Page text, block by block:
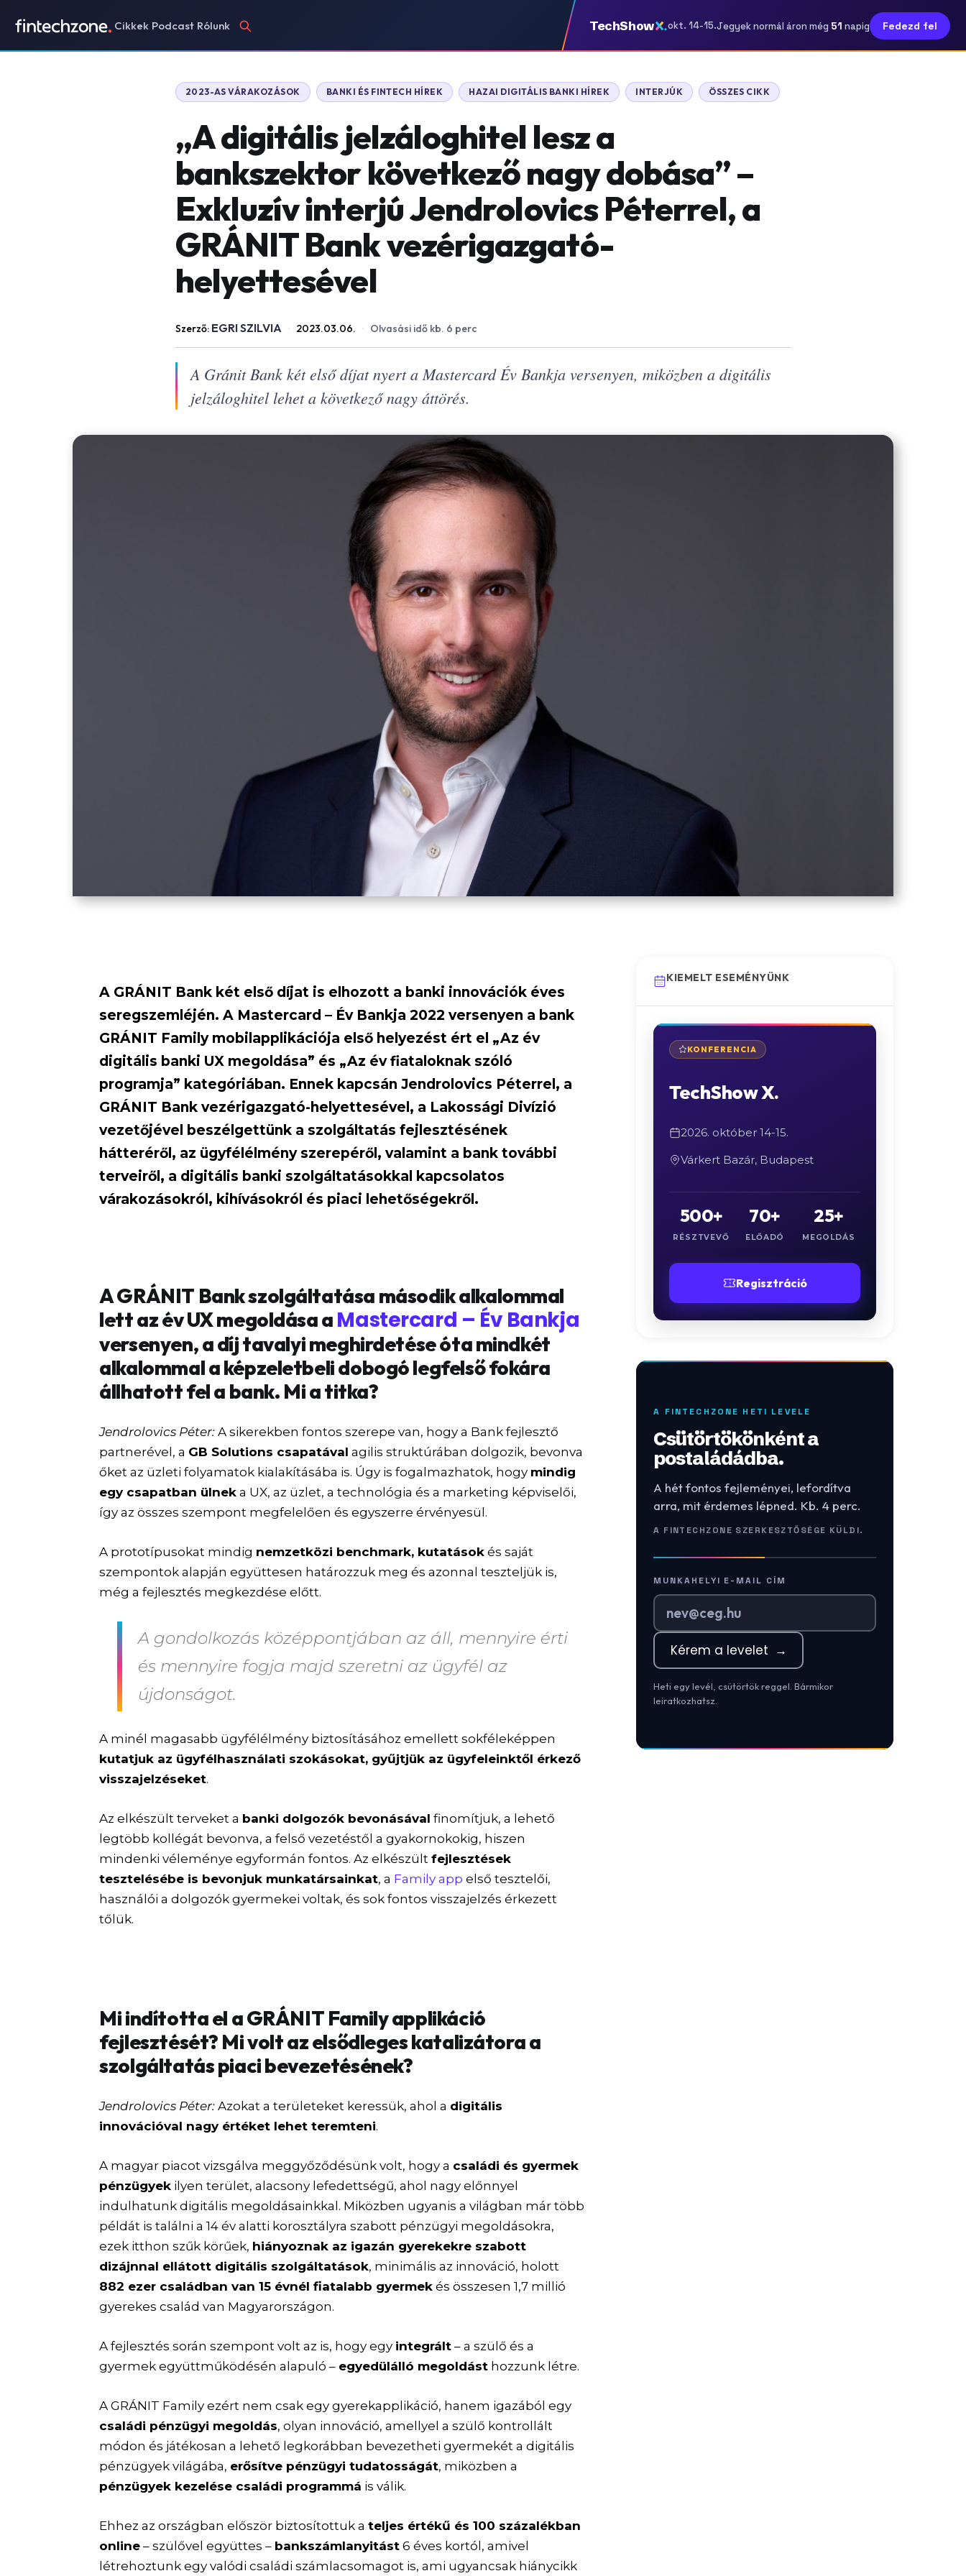
Cikkek Podcast Rólunk TechShow okt. 14-15.Jegyek normál áron még 51 napig Fedezd fel
2023-AS VÁRAKOZÁSOK BANKI ÉS FINTECH HÍREK HAZAI DIGITÁLIS BANKI HÍREK INTERJÚK ÖSSZES CIKK
„A digitális jelzáloghitel lesz a
bankszektor következő nagy dobása” –
Exkluzív interjú Jendrolovics Péterrel, a
GRÁNIT Bank vezérigazgató-
helyettesével
Szerző: EGRI SZILVIA · 2023.03.06. · Olvasási idő kb. 6 perc
A Gránit Bank két első díjat nyert a Mastercard Év Bankja versenyen, miközben a digitális
jelzáloghitel lehet a következő nagy áttörés.
A GRÁNIT Bank két első díjat is elhozott a banki innovációk éves
seregszemléjén. A Mastercard – Év Bankja 2022 versenyen a bank
GRÁNIT Family mobilapplikációja első helyezést ért el „Az év
digitális banki UX megoldása” és „Az év fiataloknak szóló
programja” kategóriában. Ennek kapcsán Jendrolovics Péterrel, a
GRÁNIT Bank vezérigazgató-helyettesével, a Lakossági Divízió
vezetőjével beszélgettünk a szolgáltatás fejlesztésének
hátteréről, az ügyfélélmény szerepéről, valamint a bank további
terveiről, a digitális banki szolgáltatásokkal kapcsolatos
várakozásokról, kihívásokról és piaci lehetőségekről.
A GRÁNIT Bank szolgáltatása második alkalommal
lett az év UX megoldása a Mastercard – Év Bankja
versenyen, a díj tavalyi meghirdetése óta mindkét
alkalommal a képzeletbeli dobogó legfelső fokára
állhatott fel a bank. Mi a titka?
Jendrolovics Péter: A sikerekben fontos szerepe van, hogy a Bank fejlesztő
partnerével, a GB Solutions csapatával agilis struktúrában dolgozik, bevonva
őket az üzleti folyamatok kialakításába is. Úgy is fogalmazhatok, hogy mindig
egy csapatban ülnek a UX, az üzlet, a technológia és a marketing képviselői,
így az összes szempont megfelelően és egyszerre érvényesül.
A prototípusokat mindig nemzetközi benchmark, kutatások és saját
szempontok alapján együttesen határozzuk meg és azonnal teszteljük is,
még a fejlesztés megkezdése előtt.
A gondolkozás középpontjában az áll, mennyire érti
és mennyire fogja majd szeretni az ügyfél az
újdonságot.
A minél magasabb ügyfélélmény biztosításához emellett sokféleképpen
kutatjuk az ügyfélhasználati szokásokat, gyűjtjük az ügyfeleinktől érkező
visszajelzéseket.
Az elkészült terveket a banki dolgozók bevonásával finomítjuk, a lehető
legtöbb kollégát bevonva, a felső vezetéstől a gyakornokokig, hiszen
mindenki véleménye egyformán fontos. Az elkészültfejlesztések
tesztelésébe is bevonjuk munkatársainkat, a Family app első tesztelői,
használói a dolgozók gyermekei voltak, és sok fontos visszajelzés érkezett
tőlük.
Mi indította el a GRÁNIT Family applikáció
fejlesztését? Mi volt az elsődleges katalizátora a
szolgáltatás piaci bevezetésének?
Jendrolovics Péter: Azokat a területeket keressük, ahol a digitális
innovációval nagy értéket lehet teremteni.
A magyar piacot vizsgálva meggyőződésünk volt, hogy a családi és gyermek
pénzügyek ilyen terület, alacsony lefedettségű, ahol nagy előnnyel
indulhatunk digitális megoldásainkkal. Miközben ugyanis a világban már több
példát is találni a 14 év alatti korosztályra szabott pénzügyi megoldásokra,
ezek itthon szűk körűek, hiányoznak az igazán gyerekekre szabott
dizájnnal ellátott digitális szolgáltatások, minimális az innováció, holott
882 ezer családban van 15 évnél fiatalabb gyermek és összesen 1,7 millió
gyerekes család van Magyarországon.
A fejlesztés során szempont volt az is, hogy egy integrált – a szülő és a
gyermek együttműködésén alapuló – egyedülálló megoldást hozzunk létre.
A GRÁNIT Family ezért nem csak egy gyerekapplikáció, hanem igazából egy
családi pénzügyi megoldás, olyan innováció, amellyel a szülő kontrollált
módon és játékosan a lehető legkorábban bevezetheti gyermekét a digitális
pénzügyek világába, erősítve pénzügyi tudatosságát, miközben a
pénzügyek kezelése családi programmá is válik.
Ehhez az országban először biztosítottuk ateljes értékű és 100 százalékban
online – szülővel együttes – bankszámlanyitást 6 éves kortól, amivel
létrehoztunk egy valódi családi számlacsomagot is, ami ugyancsak hiánycikk
KIEMELT ESEMÉNYÜNK
KONFERENCIA
TechShow X.
2026. október 14-15.
Várkert Bazár, Budapest
500+
RÉSZTVEVŐ
70+
ELŐADÓ
25+
MEGOLDÁS
Regisztráció
A FINTECHZONE HETI LEVELE
Csütörtökönként a
postaládádba.
A hét fontos fejleményei, lefordítva
arra, mit érdemes lépned. Kb. 4 perc.
A FINTECHZONE SZERKESZTŐSÉGE KÜLDI.
MUNKAHELYI E-MAIL CÍM
Kérem a levelet →
Heti egy levél, csütörtök reggel. Bármikor
leiratkozhatsz.